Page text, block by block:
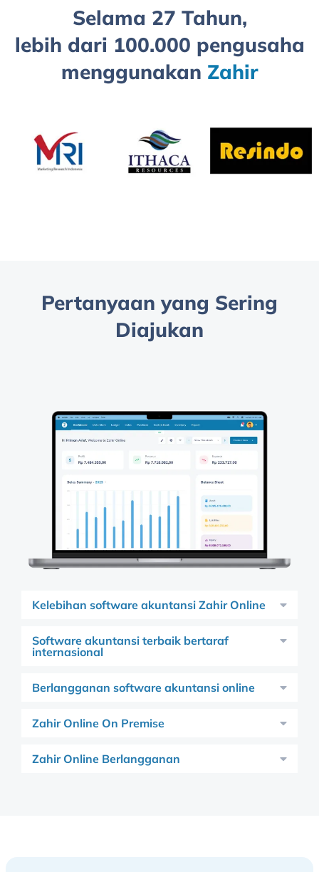
Selama 27 Tahun,
lebih dari 100.000 pengusaha
menggunakan Zahir
Pertanyaan yang Sering
Diajukan
Kelebihan software akuntansi Zahir Online
Software akuntansi terbaik bertaraf
internasional
Berlangganan software akuntansi online
Zahir Online On Premise
Zahir Online Berlangganan